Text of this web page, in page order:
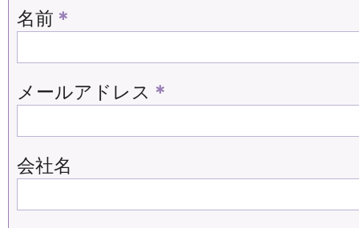
名前 ＊
メールアドレス ＊
会社名